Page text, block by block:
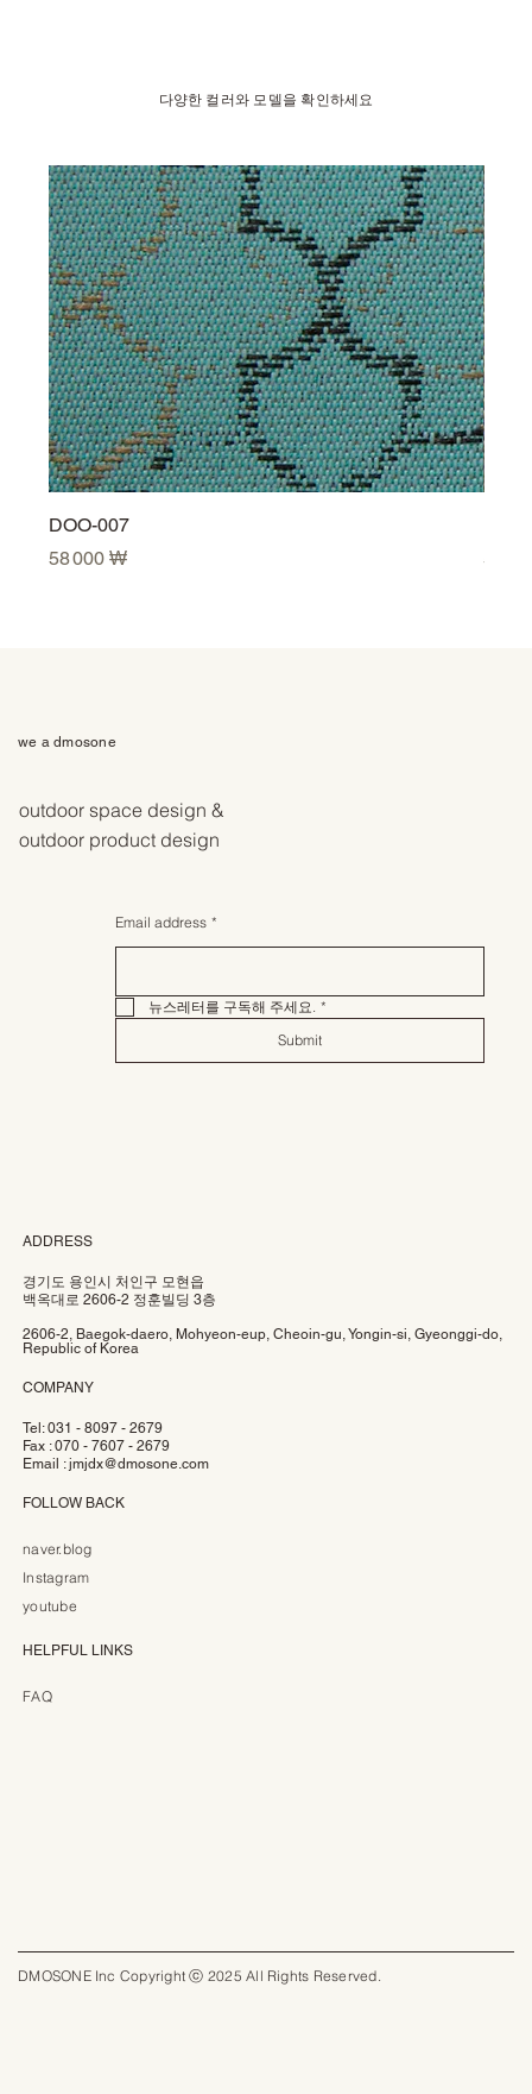
다양한 컬러와 모델을 확인하세요
DOO-007
Prix
58 000 ₩
Prix
58
we a dmosone
outdoor space design &
outdoor product design
Email address *
뉴스레터를 구독해 주세요.
*
Submit
ADDRESS
경기도 용인시 처인구 모현읍
백옥대로 2606-2 정훈빌딩 3층
2606-2, Baegok-daero, Mohyeon-eup, Cheoin-gu, Yongin-si, Gyeonggi-do,
Republic of Korea
COMPANY
Tel: 031 - 8097 - 2679
Fax : 070 - 7607 - 2679
Email :jmjdx@dmosone.com
FOLLOW BACK
naver.blog
Instagram
youtube
HELPFUL LINKS
FAQ
DMOSONE Inc Copyright ⓒ 2025 All Rights Reserved.​